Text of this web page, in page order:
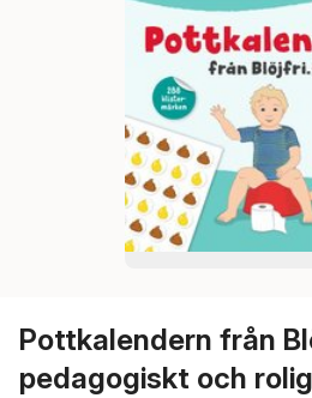
Pottkalendern från
pedagogiskt och